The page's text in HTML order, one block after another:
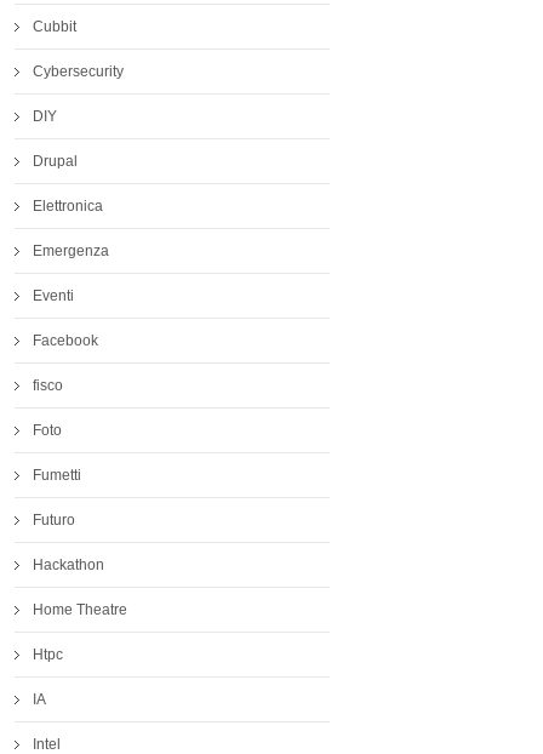
Cubbit
Cybersecurity
DIY
Drupal
Elettronica
Emergenza
Eventi
Facebook
fisco
Foto
Fumetti
Futuro
Hackathon
Home Theatre
Htpc
IA
Intel